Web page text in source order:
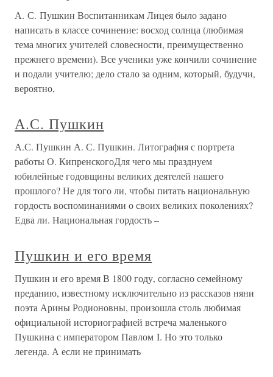
А. С. Пушкин Воспитанникам Лицея было задано
написать в классе сочинение: восход солнца (любимая
тема многих учителей словесности, преимущественно
прежнего времени). Все ученики уже кончили сочинение
и подали учителю; дело стало за одним, который, будучи,
вероятно,
А.С. Пушкин
А.С. Пушкин А. С. Пушкин. Литография с портрета
работы О. КипренскогоДля чего мы празднуем
юбилейные годовщины великих деятелей нашего
прошлого? Не для того ли, чтобы питать национальную
гордость воспоминаниями о своих великих поколениях?
Едва ли. Национальная гордость –
Пушкин и его время
Пушкин и его время В 1800 году, согласно семейному
преданию, известному исключительно из рассказов няни
поэта Арины Родионовны, произошла столь любимая
официальной историографией встреча маленького
Пушкина с императором Павлом I. Но это только
легенда. А если не принимать